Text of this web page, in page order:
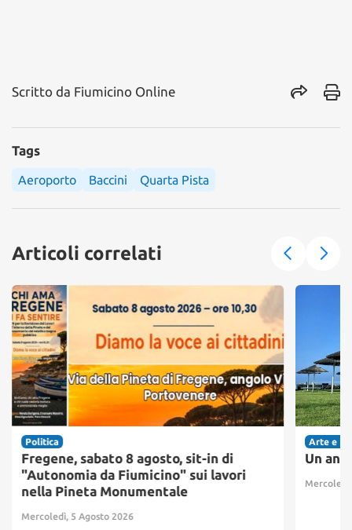
Scritto da Fiumicino Online
Tags
Aeroporto Baccini Quarta Pista
Articoli correlati
Politica
Fregene, sabato 8 agosto, sit-in di
"Autonomia da Fiumicino" sui lavori
nella Pineta Monumentale
Mercoledì, 5 Agosto 2026
Arte e
Un